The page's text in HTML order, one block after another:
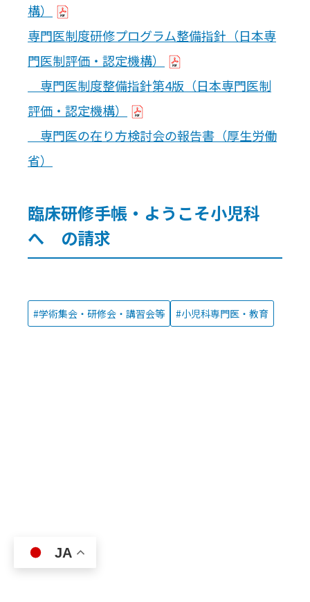
構）
専門医制度研修プログラム整備指針（日本専
門医制評価・認定機構）
専門医制度整備指針第4版（日本専門医制
評価・認定機構）
専門医の在り方検討会の報告書（厚生労働
省）
臨床研修手帳・ようこそ小児科
へ の請求
学術集会・研修会・講習会等 小児科専門医・教育
JA